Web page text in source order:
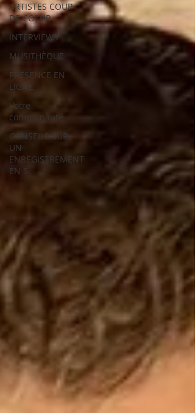
ARTISTES COUP
DE COEUR
INTERVIEWS
MUSITHÈQUE
PRÉSENCE EN
LIGNE
Votre
communauté
CONSEILS SUR
UN
ENREGISTREMENT
EN S